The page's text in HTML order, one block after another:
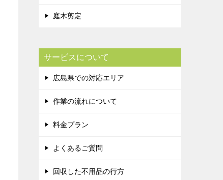
庭木剪定
サービスについて
広島県での対応エリア
作業の流れについて
料金プラン
よくあるご質問
回収した不用品の行方